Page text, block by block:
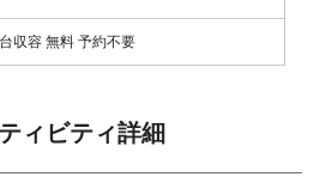
収容 無料 予約不要
ィビティ詳細